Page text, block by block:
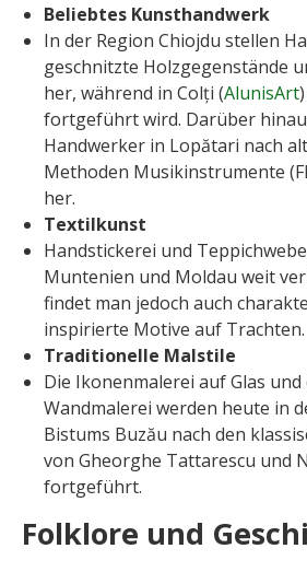
Beliebtes Kunsthandwerk
In der Region Chiojdu stellen
geschnitzte Holzgegenstände
her, während in Colți (AlunisArt
fortgeführt wird. Darüber
Handwerker in Lopătari nach
Methoden Musikinstrumente
her.
Textilkunst
Handstickerei und
Muntenien und Moldau weit
findet man jedoch auch
inspirierte Motive auf Trachten.
Traditionelle Malstile
Die Ikonenmalerei auf Glas
Wandmalerei werden heute in
Bistums Buzău nach den
von Gheorghe Tattarescu und
fortgeführt.
Folklore und